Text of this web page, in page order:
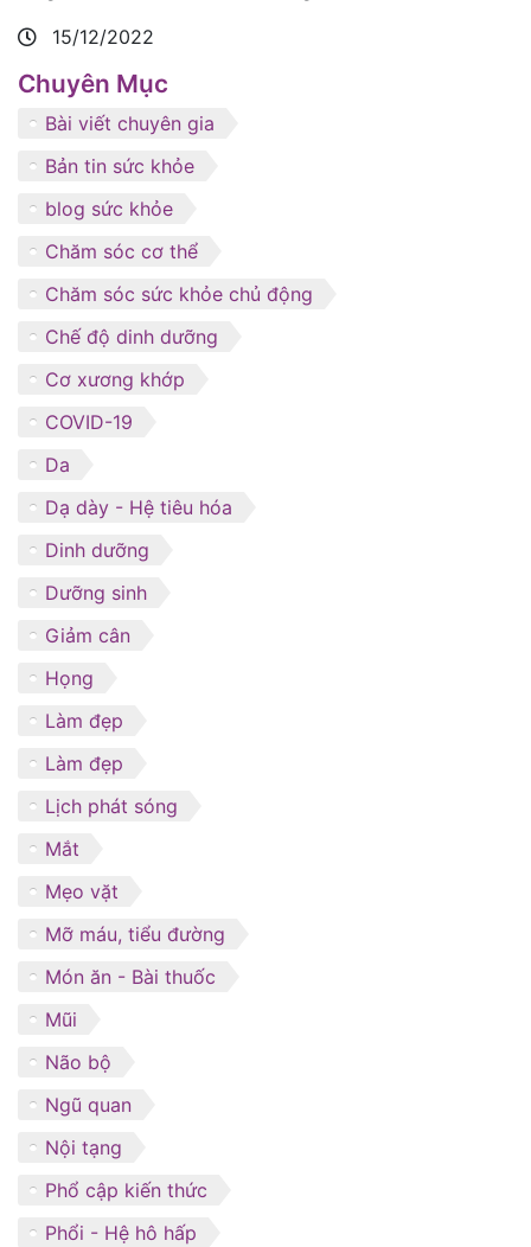
15/12/2022
Chuyên Mục
Bài viết chuyên gia
Bản tin sức khỏe
blog sức khỏe
Chăm sóc cơ thể
Chăm sóc sức khỏe chủ động
Chế độ dinh dưỡng
Cơ xương khớp
COVID-19
Da
Dạ dày - Hệ tiêu hóa
Dinh dưỡng
Dưỡng sinh
Giảm cân
Họng
Làm đẹp
Làm đẹp
Lịch phát sóng
Mắt
Mẹo vặt
Mỡ máu, tiểu đường
Món ăn - Bài thuốc
Mũi
Não bộ
Ngũ quan
Nội tạng
Phổ cập kiến thức
Phổi - Hệ hô hấp